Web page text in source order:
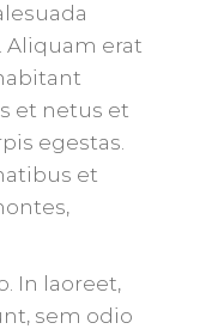
Aliquam erat
et netus et
egestas.
et
In laoreet,
sem odio